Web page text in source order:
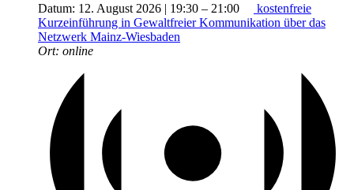
Datum: 12. August 2026 | 19:30 – 21:00
kostenfreie
Kurzeinführung in Gewaltfreier Kommunikation über das
Netzwerk Mainz-Wiesbaden
Ort: online